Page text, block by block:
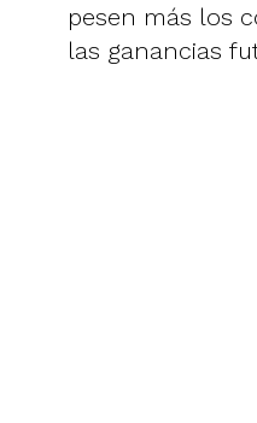
pesen más los
las ganancias